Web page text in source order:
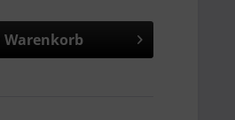
Warenkorb